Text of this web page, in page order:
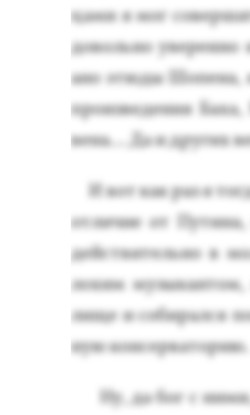
ца­ми я мог
до­воль­но
ано этю­ды Шо­пена,
про­из­ве­дения
вена… Да и дру­гих
И вот как раз я
от­ли­чие от
дей­стви­тель­но в
ло­хим
лище и со­бирал­ся
ную кон­серва­торию.
Ну, да бог с